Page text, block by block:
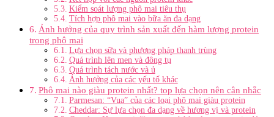
Kiểm soát lượng phô mai tiêu thụ
Tích hợp phô mai vào bữa ăn đa dạng
Ảnh hưởng của quy trình sản xuất đến hàm lượng protein
trong phô mai
Lựa chọn sữa và phương pháp thanh trùng
Quá trình lên men và đông tụ
Quá trình tách nước và ủ
Ảnh hưởng của các yếu tố khác
Phô mai nào giàu protein nhất? top lựa chọn nên cân nhắc
Parmesan: “Vua” của các loại phô mai giàu protein
Cheddar: Sự lựa chọn đa dạng về hương vị và protein